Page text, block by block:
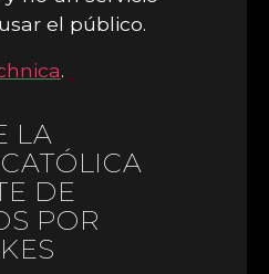
el público.
.
LA
DE
POR